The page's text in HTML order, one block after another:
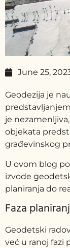
June 25,
Geodezija je
je
objekata
građevinskog
U ovom blog
izvode
planiranja do
Faza
Geodetski
već u ranoj fazi